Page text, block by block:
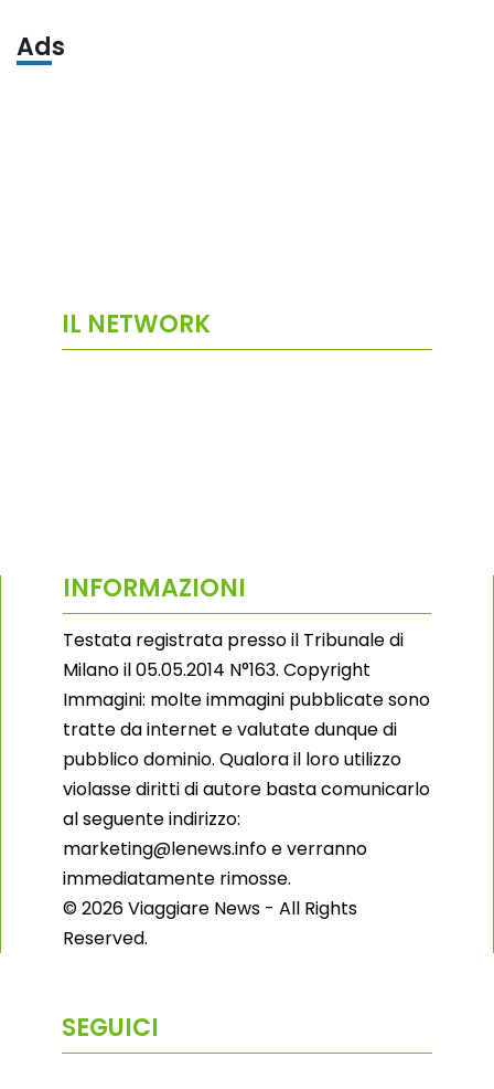
Ads
IL NETWORK
INFORMAZIONI
Testata registrata presso il Tribunale di
Milano il 05.05.2014 N°163. Copyright
Immagini: molte immagini pubblicate sono
tratte da internet e valutate dunque di
pubblico dominio. Qualora il loro utilizzo
violasse diritti di autore basta comunicarlo
al seguente indirizzo:
marketing@lenews.info e verranno
immediatamente rimosse.
© 2026 Viaggiare News - All Rights
Reserved.
SEGUICI